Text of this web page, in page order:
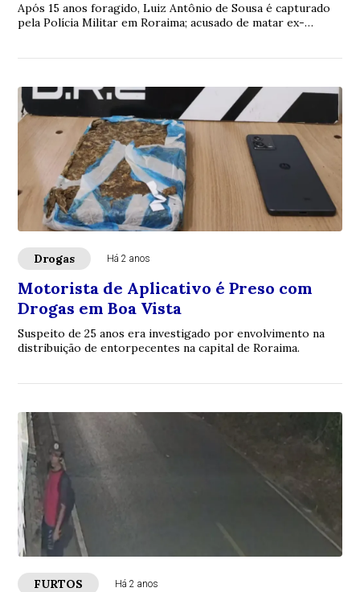
Após 15 anos foragido, Luiz Antônio de Sousa é capturado
pela Polícia Militar em Roraima; acusado de matar ex-
Drogas Há 2 anos
Motorista de Aplicativo é Preso com
Drogas em Boa Vista
Suspeito de 25 anos era investigado por envolvimento na
distribuição de entorpecentes na capital de Roraima.
FURTOS Há 2 anos